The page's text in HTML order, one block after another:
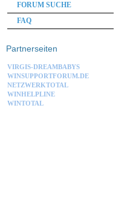
FORUM SUCHE
FAQ
Partnerseiten
VIRGIS-DREAMBABYS
WINSUPPORTFORUM.DE
NETZWERKTOTAL
WINHELPLINE
WINTOTAL